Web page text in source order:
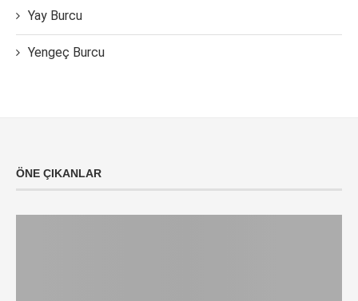
Yay Burcu
Yengeç Burcu
ÖNE ÇIKANLAR